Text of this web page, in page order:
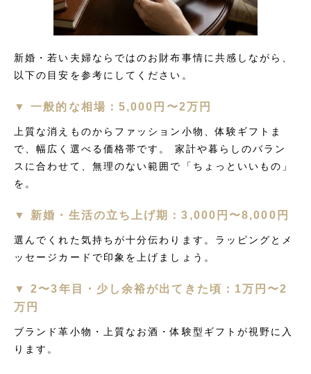
新婚・若い夫婦ならではのお財布事情に共感しながら、
以下の目安を参考にしてください。
▼ 一般的な相場：5,000円〜2万円
上質な消えものからファッション小物、体験ギフトま
で、幅広く選べる価格帯です。 家計や暮らしのバラン
スに合わせて、無理のない範囲で「ちょっといいもの」
を。
▼ 新婚・生活の立ち上げ期：3,000円〜8,000円
選んでくれた気持ちが十分伝わります。ラッピングとメ
ッセージカードで印象を上げましょう。
▼ 2〜3年目・少し余裕が出てきた頃：1万円〜2
万円
ブランド革小物・上質なお酒・体験型ギフトが視野に入
ります。